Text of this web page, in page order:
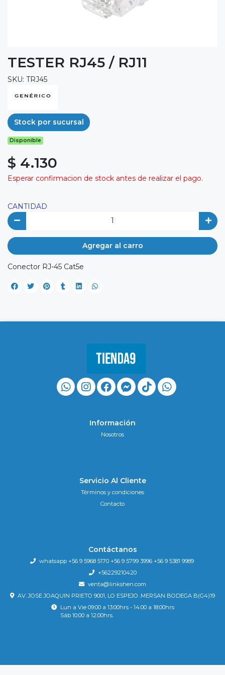
TESTER RJ45 / RJ11
SKU: TRJ45
Stock por sucursal
Disponible
$ 4.130
Esperar confirmacion de stock antes de realizar el pago.
CANTIDAD
Agregar al carro
Conector RJ-45 Cat5e
Información
Nosotros
Servicio Al Cliente
Términos y condiciones
Contacto
Contáctanos
whatsapp +56 9 5968 5170 +56 9 5799 3996 +56 9 5381 9989
+56229210420
venta@linkshen.com
AV. JOSE JOAQUIN PRIETO 9001, LO ESPEJO .MERSAN BODEGA B(G4)19
Lun a Vie 09:00 a 13:00hrs - 14:00 a 18:00hrs
Sáb 10:00 a 12:00hrs.